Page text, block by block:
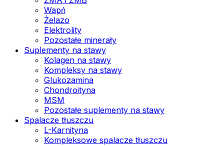
Wapń
Żelazo
Elektrolity
Pozostałe minerały
Suplementy na stawy
Kolagen na stawy
Kompleksy na stawy
Glukozamina
Chondroityna
MSM
Pozostałe suplementy na stawy
Spalacze tłuszczu
L-Karnityna
Kompleksowe spalacze tłuszczu